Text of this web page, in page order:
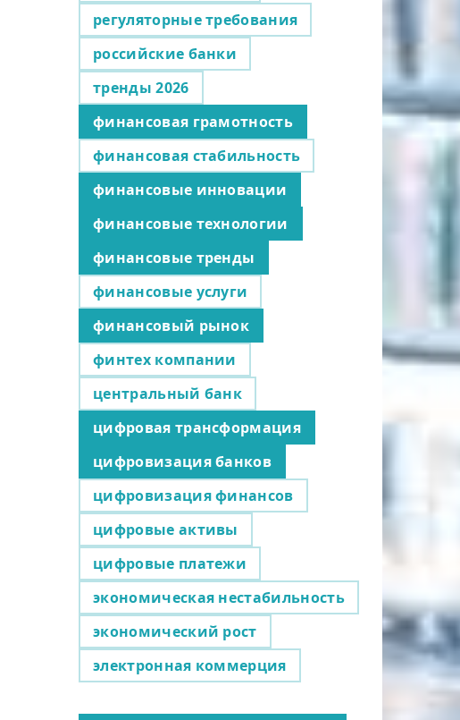
регуляторные требования
российские банки
тренды 2026
финансовая грамотность
финансовая стабильность
финансовые инновации
финансовые технологии
финансовые тренды
финансовые услуги
финансовый рынок
финтех компании
центральный банк
цифровая трансформация
цифровизация банков
цифровизация финансов
цифровые активы
цифровые платежи
экономическая нестабильность
экономический рост
электронная коммерция